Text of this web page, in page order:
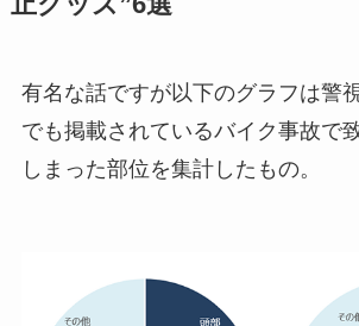
有名な話ですが以下のグラフは警
でも掲載されているバイク事故で
しまった部位を集計したもの。